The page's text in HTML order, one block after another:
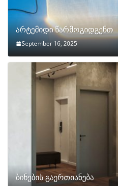
არტემიდი წარმოგიდგენთ
September 16, 2025
ბინების გაერთიანება